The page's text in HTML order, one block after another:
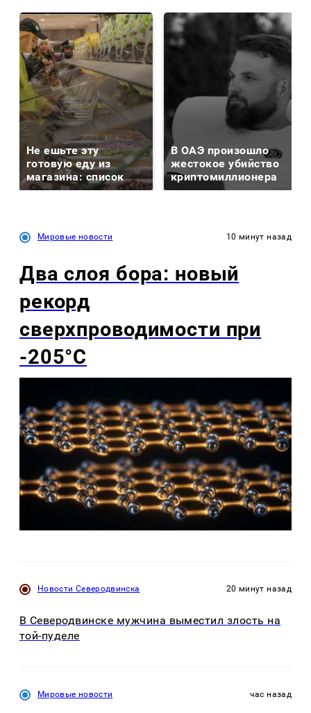
Не ешьте эту
готовую еду из
магазина: список
В ОАЭ произошло
жестокое убийство
криптомиллионера
Мировые новости 10 минут назад
Два слоя бора: новый
рекорд
сверхпроводимости при
-205°C
Новости Северодвинска 20 минут назад
В Северодвинске мужчина выместил злость на
той-пуделе
Мировые новости час назад